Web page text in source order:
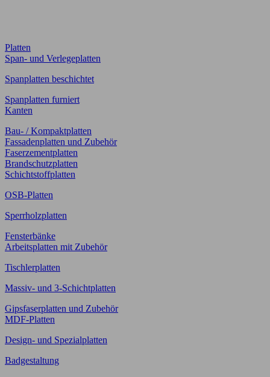
Platten
Span- und Verlegeplatten
Spanplatten beschichtet
Spanplatten furniert
Kanten
Bau- / Kompaktplatten
Fassadenplatten und Zubehör
Faserzementplatten
Brandschutzplatten
Schichtstoffplatten
OSB-Platten
Sperrholzplatten
Fensterbänke
Arbeitsplatten mit Zubehör
Tischlerplatten
Massiv- und 3-Schichtplatten
Gipsfaserplatten und Zubehör
MDF-Platten
Design- und Spezialplatten
Badgestaltung